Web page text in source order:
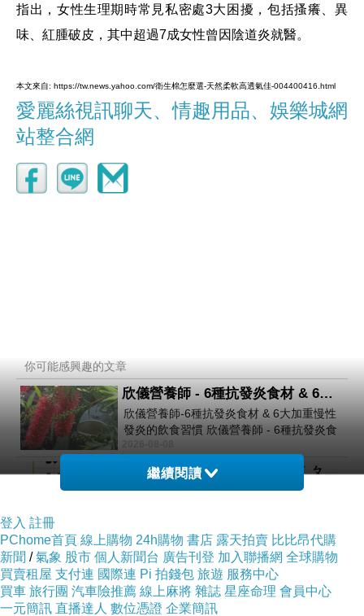
指出，女性生理期時常見私密處3大困擾，包括搔癢、異
味、紅腫破皮，其中超過7成女性曾因陰道炎就醫。
本文來自: https://tw.news.yahoo.com/衛生棉怎麼選-天然柔軟高透氣佳-004400416.html
愛麗絲視訊聊天、情趣用品、娛樂城網
站整合網
繼續閱讀
你可能感興趣的文章
欣儀營養師 - 6種抗發炎食材 & 6大加重慢性發炎的飲食習慣
欣儀營養師-6種抗發炎食材 & 6大加重慢性
發炎的飲食習慣 欣儀營養師 - 6種抗發炎食
認識【苯騈芘】(ㄅㄣˇ ㄆㄧㄢˊ ㄆ一ˊ)
認識【苯騈芘】(ㄅㄣˇ ㄆㄧㄢˊ ㄆ一ˊ)
◎吉祥_046~050
■潘文良著作集＞勵益品＞魚雁千里共今緣＞吉祥_046~050
▽046_吉祥。2006.04.02.日 08:21:40 ▽047_吉祥。
2006.04.03.一 23:11:
22 小時前
登入 註冊
PChome首頁 線上購物 24h購物 書店 露天拍賣 比比昂代購
新聞 /氣象 股市 個人新聞台 廣告刊登 加入聯播網 全球購物
買賣租屋 支付連 國際連 Pi 拍錢包 旅遊 服務中心
買車 旅行團 汽車險推薦 線上麻將 雜誌 星座命理 會員中心
一元簡訊 直播達人 數位憑證 企業簡訊